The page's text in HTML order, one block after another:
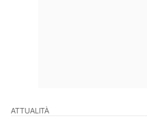
ATTUALITÀ